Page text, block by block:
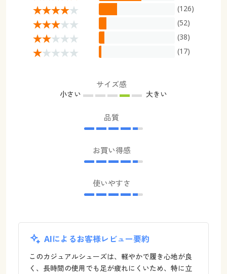
(126)
(52)
(38)
(17)
サイズ感
小さい 大きい
品質
お買い得感
使いやすさ
AIによるお客様レビュー要約
このカジュアルシューズは、軽やかで履き心地が良
く、長時間の使用でも足が疲れにくいため、特に立